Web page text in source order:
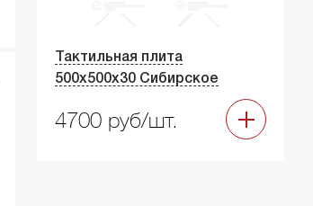
Тактильная плита
500х500х30 Сибирское
4700 руб/шт.